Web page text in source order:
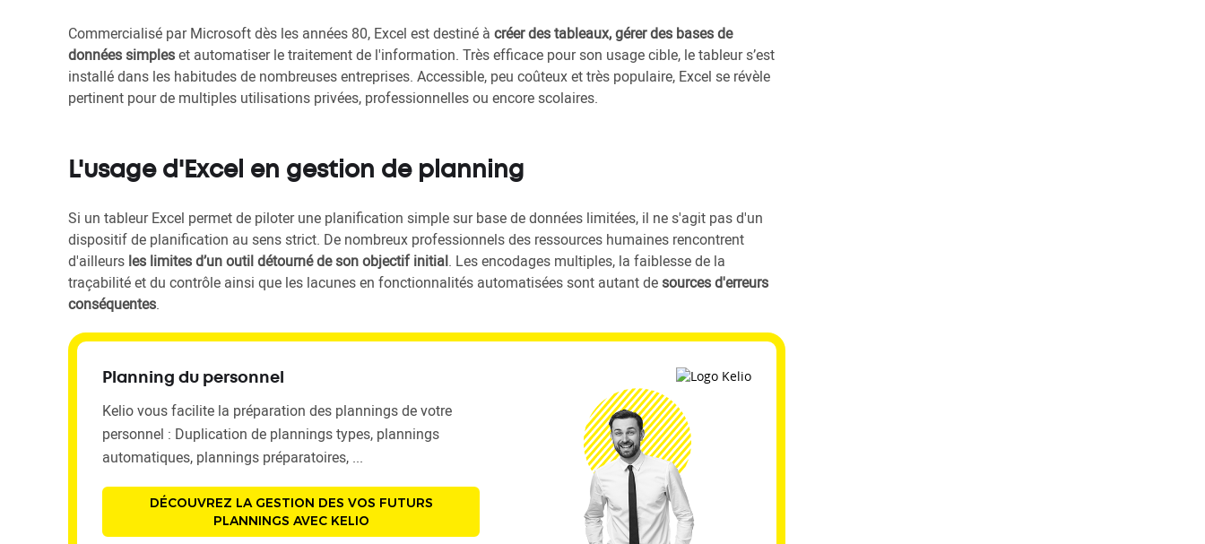
Commercialisé par Microsoft dès les années 80, Excel est destiné à créer des tableaux, gérer des bases de
données simpleset automatiser le traitement de l'information. Très efficace pour son usage cible, le tableur s’est
installé dans les habitudes de nombreuses entreprises. Accessible, peu coûteux et très populaire, Excel se révèle
pertinent pour de multiples utilisations privées, professionnelles ou encore scolaires.
L'usage d'Excel en gestion de planning
Si un tableur Excel permet de piloter une planification simple sur base de données limitées, il ne s'agit pas d'un
dispositif de planification au sens strict. De nombreux professionnels des ressources humaines rencontrent
d'ailleurs les limites d’un outil détourné de son objectif initial. Les encodages multiples, la faiblesse de la
traçabilité et du contrôle ainsi que les lacunes en fonctionnalités automatisées sont autant de sources d'erreurs
conséquentes.
Planning du personnel
Kelio vous facilite la préparation des plannings de votre
personnel : Duplication de plannings types, plannings
automatiques, plannings préparatoires, ...
DÉCOUVREZ LA GESTION DES VOS FUTURS
PLANNINGS AVEC KELIO